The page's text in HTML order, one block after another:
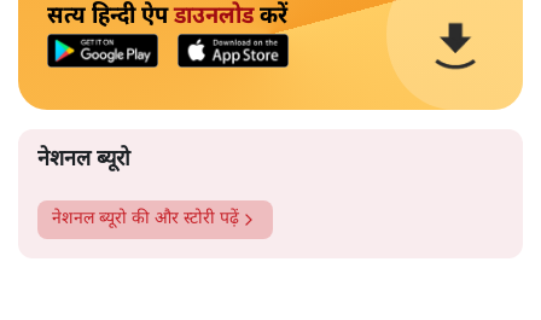
सत्य हिन्दी ऐपडाउनलोडकरें
नेशनल ब्यूरो
नेशनल ब्यूरो की और स्टोरी पढ़ें